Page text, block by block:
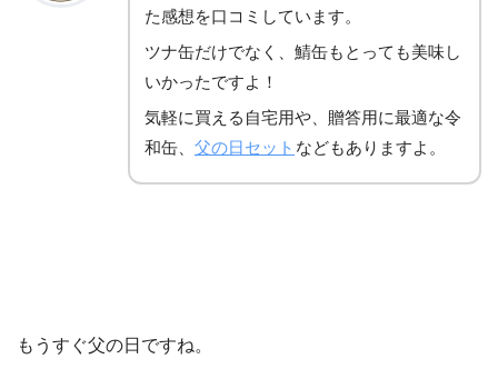
た感想を口コミしています。
ツナ缶だけでなく、鯖缶もとっても美味し
いかったですよ！
気軽に買える自宅用や、贈答用に最適な令
和缶、 父の日セット などもありますよ。
もうすぐ父の日ですね。